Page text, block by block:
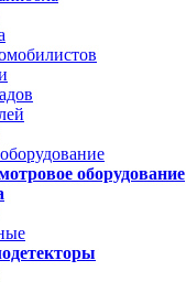
оборудование